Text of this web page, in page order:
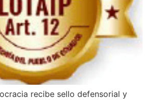
recibe sello defensorial y